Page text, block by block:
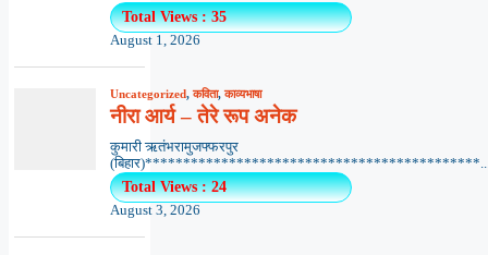
Total Views : 35
August 1, 2026
Uncategorized,कविता,काव्यभाषा
नीरा आर्य – तेरे रूप अनेक
कुमारी ऋतंभरामुजफ्फरपुर
Total Views : 24
August 3, 2026